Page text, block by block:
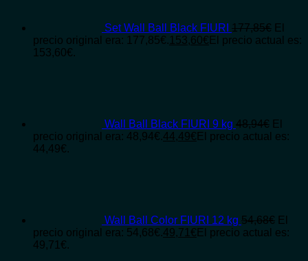
Set Wall Ball Black FIURI 177,85€ El
precio original era: 177,85€.153,60€ El precio actual es:
153,60€.
Wall Ball Black FIURI 9 kg 48,94€ El
precio original era: 48,94€.44,49€ El precio actual es:
44,49€.
Wall Ball Color FIURI 12 kg 54,68€ El
precio original era: 54,68€.49,71 € El precio actual es:
49,71€.